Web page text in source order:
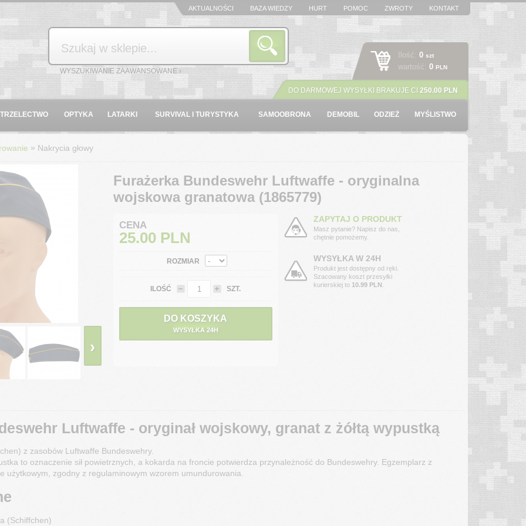
AKTUALNOŚCI BAZA WIEDZY HURT POMOC ZWROTY KONTAKT
Ilość: 0 szt
wartość: 0 PLN
Szukaj
WYSZUKIWANIE ZAAWANSOWANE ›
DO DARMOWEJ WYSYŁKI BRAKUJE CI 250.00 PLN
OPTYKA LATARKI SURVIVAL I TURYSTYKA SAMOOBRONA DEMOBIL ODZIEŻ MYŚLISTWO
» Nakrycia głowy
›
Furażerka Bundeswehr Luftwaffe - oryginalna
wojskowa granatowa (1865779)
CENA
25.00 PLN
ROZMIAR
ILOŚĆ SZT.
DO KOSZYKA
WYSYŁKA 24H
ZAPYTAJ O PRODUKT
Masz pytanie? Napisz do nas,
chętnie pomożemy.
WYSYŁKA W 24H
Produkt jest dostępny od ręki.
Szacowany koszt przesyłki
kurierskiej to 10.99 PLN
Luftwaffe - oryginał wojskowy, granat z żółtą wypustką
z zasobów Luftwaffe Bundeswehry.
to oznaczenie sił powietrznych, a kokarda na froncie potwierdza przynależność do Bundeswehry. Egzemplarz z
użytkowym, zgodny z regulaminowym wzorem umundurowania.
(Schiffchen)